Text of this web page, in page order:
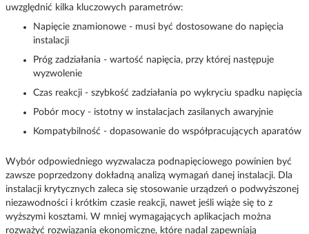
uwzględnić kilka kluczowych parametrów:
Napięcie znamionowe - musi być dostosowane do napięcia
instalacji
Próg zadziałania - wartość napięcia, przy której następuje
wyzwolenie
Czas reakcji - szybkość zadziałania po wykryciu spadku napięcia
Pobór mocy - istotny w instalacjach zasilanych awaryjnie
Kompatybilność - dopasowanie do współpracujących aparatów
Wybór odpowiedniego wyzwalacza podnapięciowego powinien być
zawsze poprzedzony dokładną analizą wymagań danej instalacji. Dla
instalacji krytycznych zaleca się stosowanie urządzeń o podwyższonej
niezawodności i krótkim czasie reakcji, nawet jeśli wiąże się to z
wyższymi kosztami. W mniej wymagających aplikacjach można
rozważyć rozwiązania ekonomiczne, które nadal zapewniają